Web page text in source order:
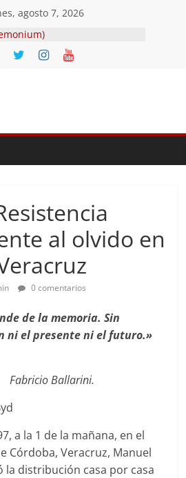
agosto 7, 2026
al olvido en
0 comentarios
de la memoria. Sin
ni el presente ni el futuro.»
.
a la 1 de la mañana, en el
Córdoba, Veracruz, Manuel
la distribución casa por casa